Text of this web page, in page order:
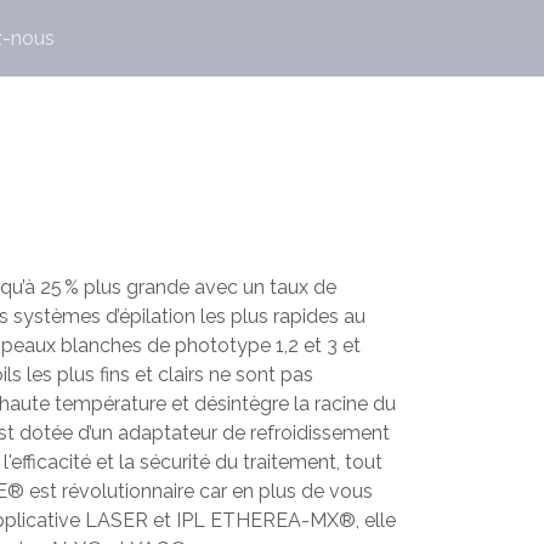
nous
25 % plus grande avec un taux de
d’épilation les plus rapides au
blanches de phototype 1,2 et 3 et
les plus fins et clairs ne sont pas
température et désintègre la racine du
dotée d’un adaptateur de refroidissement
et la sécurité du traitement, tout
est révolutionnaire car en plus de vous
LASER et IPL ETHEREA-MX®, elle